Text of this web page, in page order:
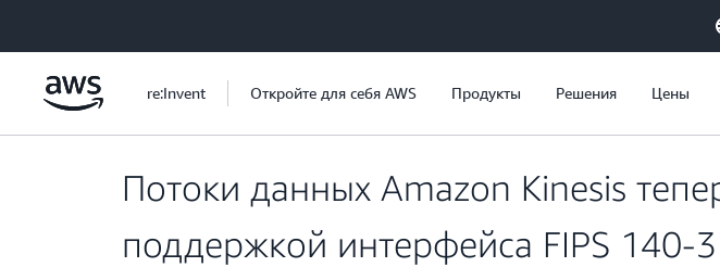
re:Invent Откройте для себя AWS Продукты Решения Цены
Потоки данных Amazon Kinesis
поддержкой интерфейса FIPS 140-3